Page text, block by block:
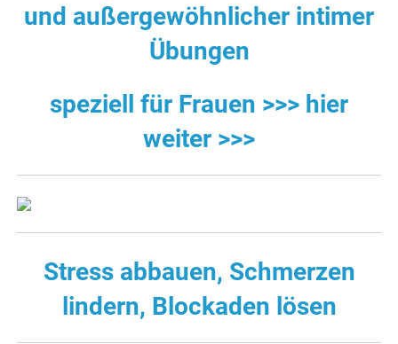
und außergewöhnlicher intimer
Übungen
speziell für Frauen >>> hier
weiter >>>
Stress abbauen, Schmerzen
lindern, Blockaden lösen